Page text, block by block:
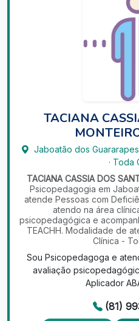
TACIANA
Jaboatão dos Guararapes
· Toda
TACIANA CASSIA DOS
Psicopedagogia em
atende Pessoas com
atendo na área
psicopedagógica e
TEACHH. Modalidade de
Clínica -
Sou Psicopedagoga e
avaliação
Aplicador
(81)